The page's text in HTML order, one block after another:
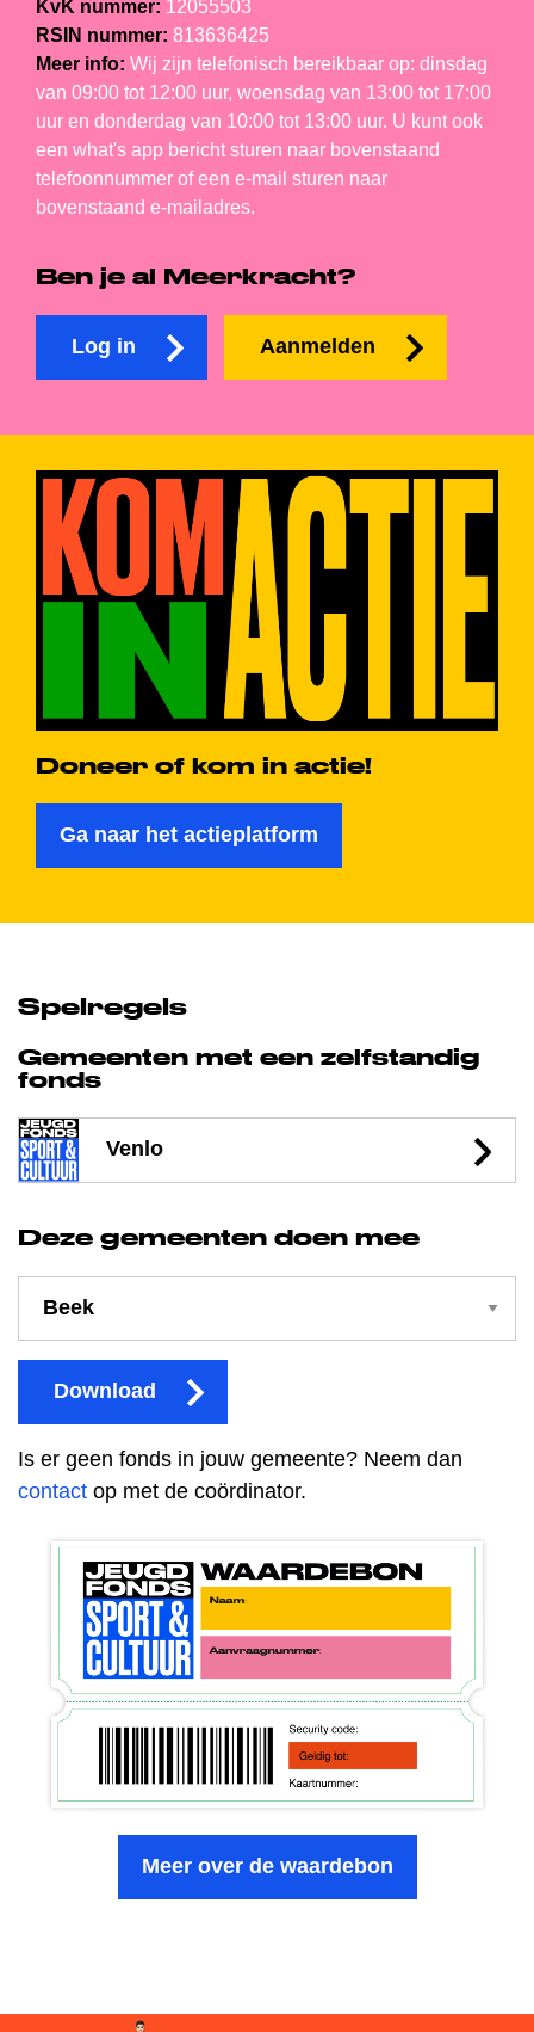
KvK nummer: 12055503
RSIN nummer: 813636425
Meer info: Wij zijn telefonisch bereikbaar op: dinsdag
van 09:00 tot 12:00 uur, woensdag van 13:00 tot 17:00
uur en donderdag van 10:00 tot 13:00 uur. U kunt ook
een what's app bericht sturen naar bovenstaand
telefoonnummer of een e-mail sturen naar
bovenstaand e-mailadres.
Ben je al Meerkracht?
Log in Aanmelden
Doneer of kom in actie!
Ga naar het actieplatform
Spelregels
Gemeenten met een zelfstandig
fonds
Venlo
Deze gemeenten doen mee
Download
Is er geen fonds in jouw gemeente? Neem dan
contact op met de coördinator.
Meer over de waardebon